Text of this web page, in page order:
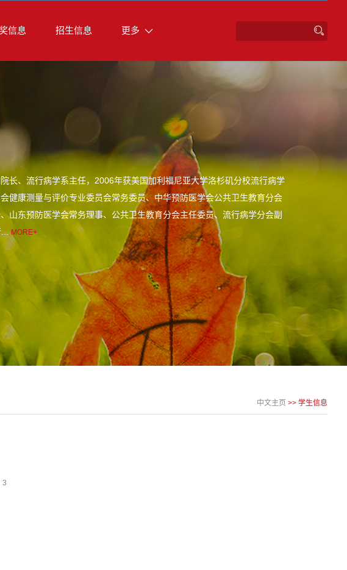
信息 招生信息 更多
长、流行病学系主任，2006年获美国加利福尼亚大学洛杉矶分校流行病学
健康测量与评价专业委员会常务委员、中华预防医学会公共卫生教育分会
山东预防医学会常务理事、公共卫生教育分会主任委员、流行病学分会副
...MORE+
中文主页 >> 学生信息
3